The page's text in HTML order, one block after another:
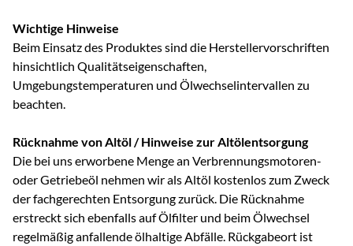
Wichtige Hinweise
Beim Einsatz des Produktes sind die Herstellervorschriften
hinsichtlich Qualitätseigenschaften,
Umgebungstemperaturen und Ölwechselintervallen zu
beachten.
Rücknahme von Altöl / Hinweise zur Altölentsorgung
Die bei uns erworbene Menge an Verbrennungsmotoren-
oder Getriebeöl nehmen wir als Altöl kostenlos zum Zweck
der fachgerechten Entsorgung zurück. Die Rücknahme
erstreckt sich ebenfalls auf Ölfilter und beim Ölwechsel
regelmäßig anfallende ölhaltige Abfälle. Rückgabeort ist